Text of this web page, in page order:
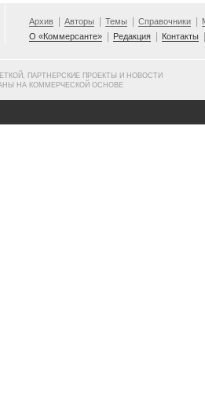
Архив Авторы Темы Справочники
О «Коммерсанте»
Редакция Контакты
ПАРТНЕРСКИЕ ПРОЕКТЫ И НОВОСТИ
НА КОММЕРЧЕСКОЙ ОСНОВЕ